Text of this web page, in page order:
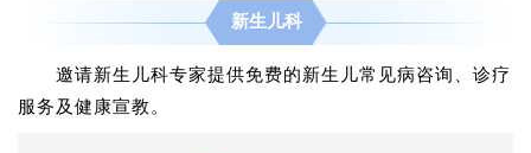
新生儿科
邀请新生儿科专家提供免费的新生儿常见病咨询、诊疗
服务及健康宣教。